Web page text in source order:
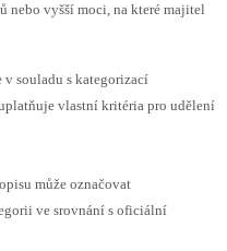
nebo vyšší moci, na které majitel
souladu s kategorizací
vlastní kritéria pro udělení
může označovat
ve srovnání s oficiální